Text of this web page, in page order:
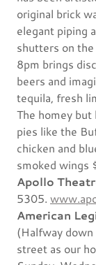
original brick
elegant piping
shutters on
8pm brings
beers and
tequila, fresh
The homey
pies like the
chicken and
smoked wings
Apollo
5305.
American
(Halfway
street as our